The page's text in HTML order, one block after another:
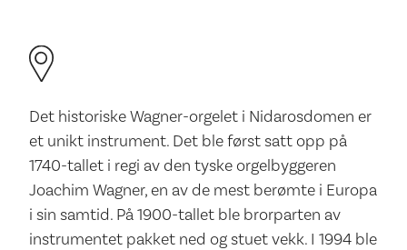
Det historiske Wagner-orgelet i Nidarosdomen er
et unikt instrument. Det ble først satt opp på
1740-tallet i regi av den tyske orgelbyggeren
Joachim Wagner, en av de mest berømte i Europa
i sin samtid. På 1900-tallet ble brorparten av
instrumentet pakket ned og stuet vekk. I 1994 ble